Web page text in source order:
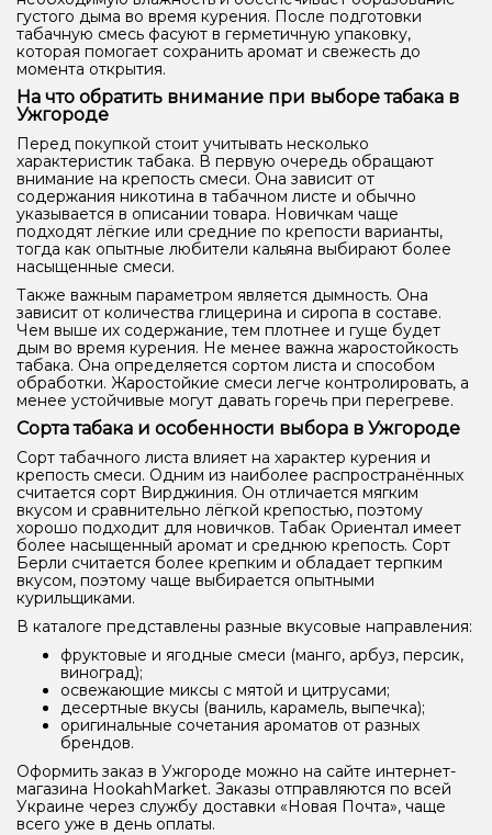
густого дыма во время курения. После подготовки
табачную смесь фасуют в герметичную упаковку,
которая помогает сохранить аромат и свежесть до
момента открытия.
На что обратить внимание при выборе табака в
Ужгороде
Перед покупкой стоит учитывать несколько
характеристик табака. В первую очередь обращают
внимание на крепость смеси. Она зависит от
содержания никотина в табачном листе и обычно
указывается в описании товара. Новичкам чаще
подходят лёгкие или средние по крепости варианты,
тогда как опытные любители кальяна выбирают более
насыщенные смеси.
Также важным параметром является дымность. Она
зависит от количества глицерина и сиропа в составе.
Чем выше их содержание, тем плотнее и гуще будет
дым во время курения. Не менее важна жаростойкость
табака. Она определяется сортом листа и способом
обработки. Жаростойкие смеси легче контролировать, а
менее устойчивые могут давать горечь при перегреве.
Сорта табака и особенности выбора в Ужгороде
Сорт табачного листа влияет на характер курения и
крепость смеси. Одним из наиболее распространённых
считается сорт Вирджиния. Он отличается мягким
вкусом и сравнительно лёгкой крепостью, поэтому
хорошо подходит для новичков. Табак Ориентал имеет
более насыщенный аромат и среднюю крепость. Сорт
Берли считается более крепким и обладает терпким
вкусом, поэтому чаще выбирается опытными
курильщиками.
В каталоге представлены разные вкусовые направления:
фруктовые и ягодные смеси (манго, арбуз, персик,
виноград);
освежающие миксы с мятой и цитрусами;
десертные вкусы (ваниль, карамель, выпечка);
оригинальные сочетания ароматов от разных
брендов.
Оформить заказ в Ужгороде можно на сайте интернет-
магазина HookahMarket. Заказы отправляются по всей
Украине через службу доставки «Новая Почта», чаще
всего уже в день оплаты.